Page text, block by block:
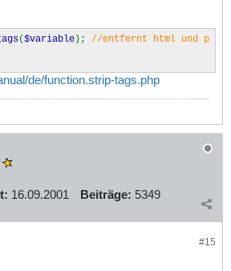
($variable); //entfernt html und p
de/function.strip-tags.php
16.09.2001 Beiträge: 5349
#15